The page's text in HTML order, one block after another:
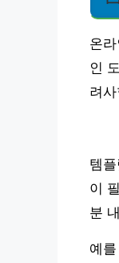
온
인
려
템
이
분
예